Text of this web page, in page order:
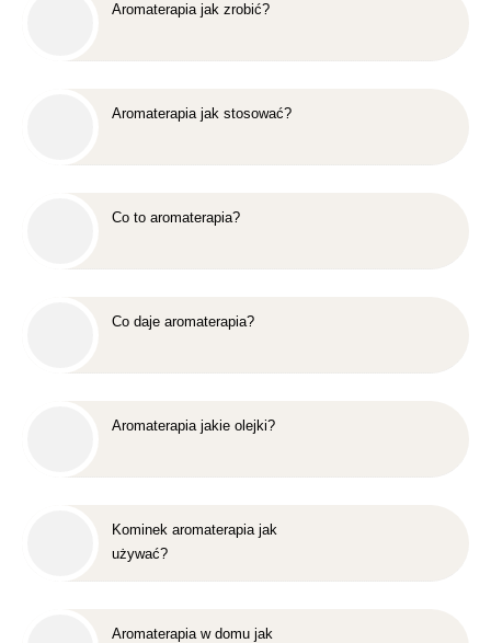
Aromaterapia jak zrobić?
Aromaterapia jak stosować?
Co to aromaterapia?
Co daje aromaterapia?
Aromaterapia jakie olejki?
Kominek aromaterapia jak
używać?
Aromaterapia w domu jak